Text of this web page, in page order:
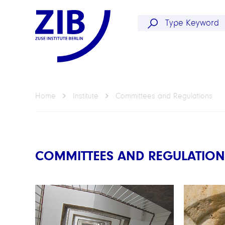
Home Institute Committees and Regulations
COMMITTEES AND